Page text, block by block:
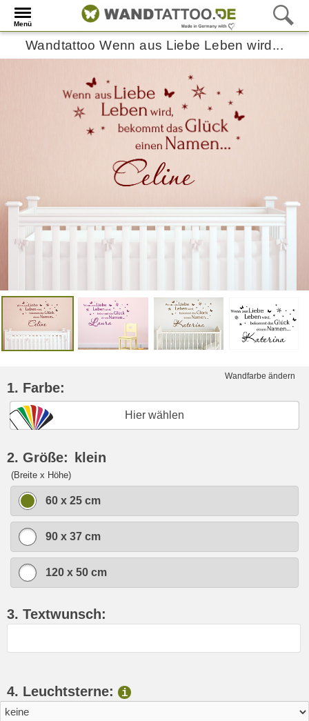
Menü
Wandtattoo Wenn aus Liebe Leben wird...
Wandfarbe ändern
1. Farbe:
Hier wählen
2. Größe: klein
(Breite x Höhe)
60 x 25 cm
90 x 37 cm
120 x 50 cm
3. Textwunsch:
4. Leuchtsterne: i